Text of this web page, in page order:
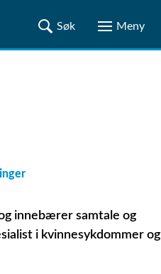
innebærer samtale og
i kvinnesykdommer og